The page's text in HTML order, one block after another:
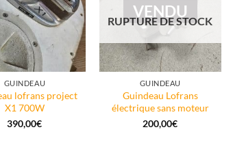
GUINDEAU
lofrans project
X1 700W
390,00€
VENDU
RUPTURE DE STOCK
GUINDEAU
Guindeau Lofrans
électrique sans moteur
200,00€